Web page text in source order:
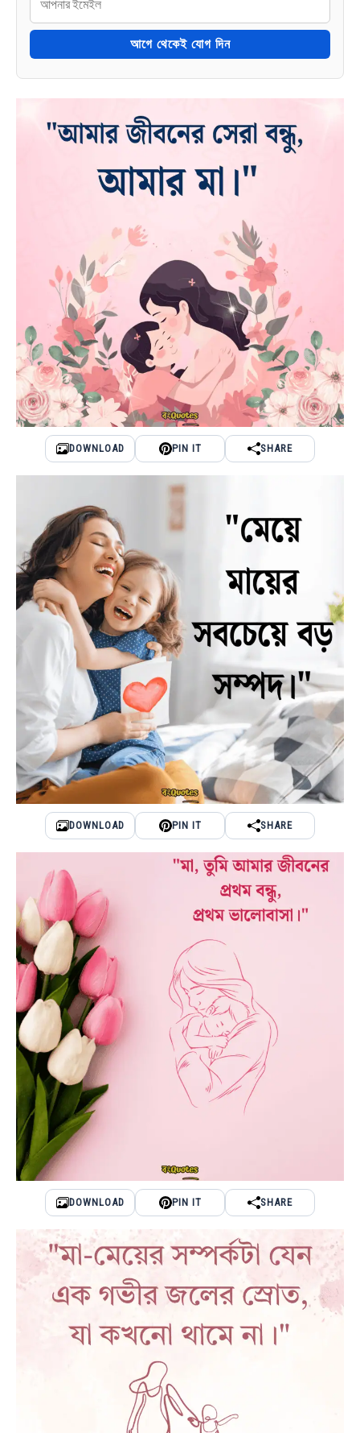
আগে থেকেই যোগ দিন
DOWNLOAD PIN IT SHARE
DOWNLOAD PIN IT SHARE
DOWNLOAD PIN IT SHARE